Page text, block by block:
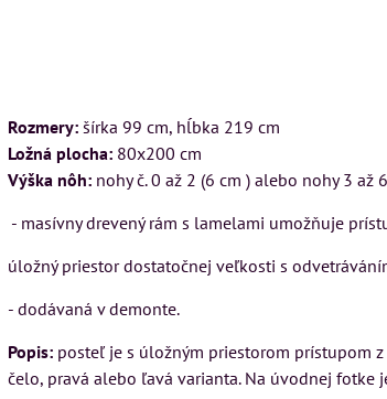
Rozmery: šírka 99 cm, hĺbka 219 cm
Ložná plocha: 80x200 cm
Výška nôh: nohy č. 0 až 2 (6 cm ) alebo nohy 3 až
- masívny drevený rám s lamelami umožňuje
úložný priestor dostatočnej veľkosti s
- dodávaná v demonte.
Popis: posteľ je s úložným priestorom prístupom
čelo, pravá alebo ľavá varianta. Na úvodnej fotke
Pohovka LONDON
CHESTER -
VÝPREDAJ
elegancie kreslo a
pohovka LONDON
599 €
Kreslo LONDON
VÝPREDAJ
elegancie kreslo
399 €